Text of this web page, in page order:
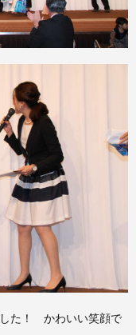
た！ かわいい笑顔で